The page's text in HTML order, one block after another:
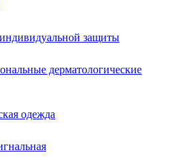
защиты
дерматологические
одежда